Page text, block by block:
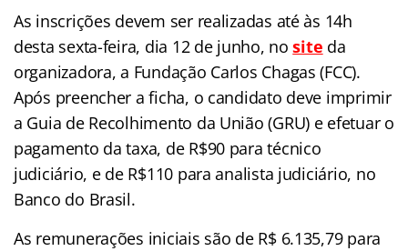
As inscrições devem ser realizadas até às 14h
desta sexta-feira, dia 12 de junho, no site da
organizadora, a Fundação Carlos Chagas (FCC).
Após preencher a ficha, o candidato deve imprimir
a Guia de Recolhimento da União (GRU) e efetuar o
pagamento da taxa, de R$90 para técnico
judiciário, e de R$110 para analista judiciário, no
Banco do Brasil.
As remunerações iniciais são de R$ 6.135,79 para